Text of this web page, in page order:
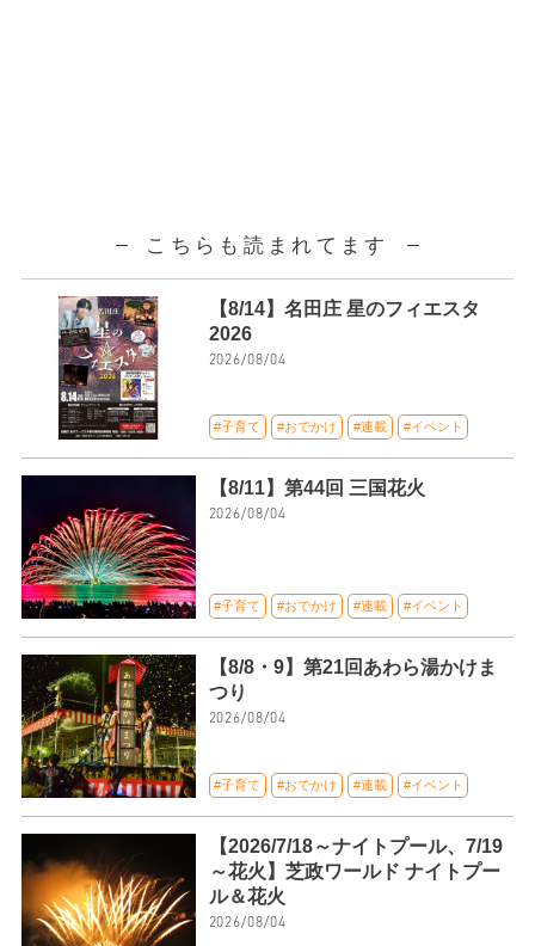
こちらも読まれてます
【8/14】名田庄 星のフィエスタ
2026
2026/08/04
#子育て #おでかけ #連載 #イベント
【8/11】第44回 三国花火
2026/08/04
#子育て #おでかけ #連載 #イベント
【8/8・9】第21回あわら湯かけま
つり
2026/08/04
#子育て #おでかけ #連載 #イベント
【2026/7/18～ナイトプール、7/19
～花火】芝政ワールド ナイトプー
ル＆花火
2026/08/04